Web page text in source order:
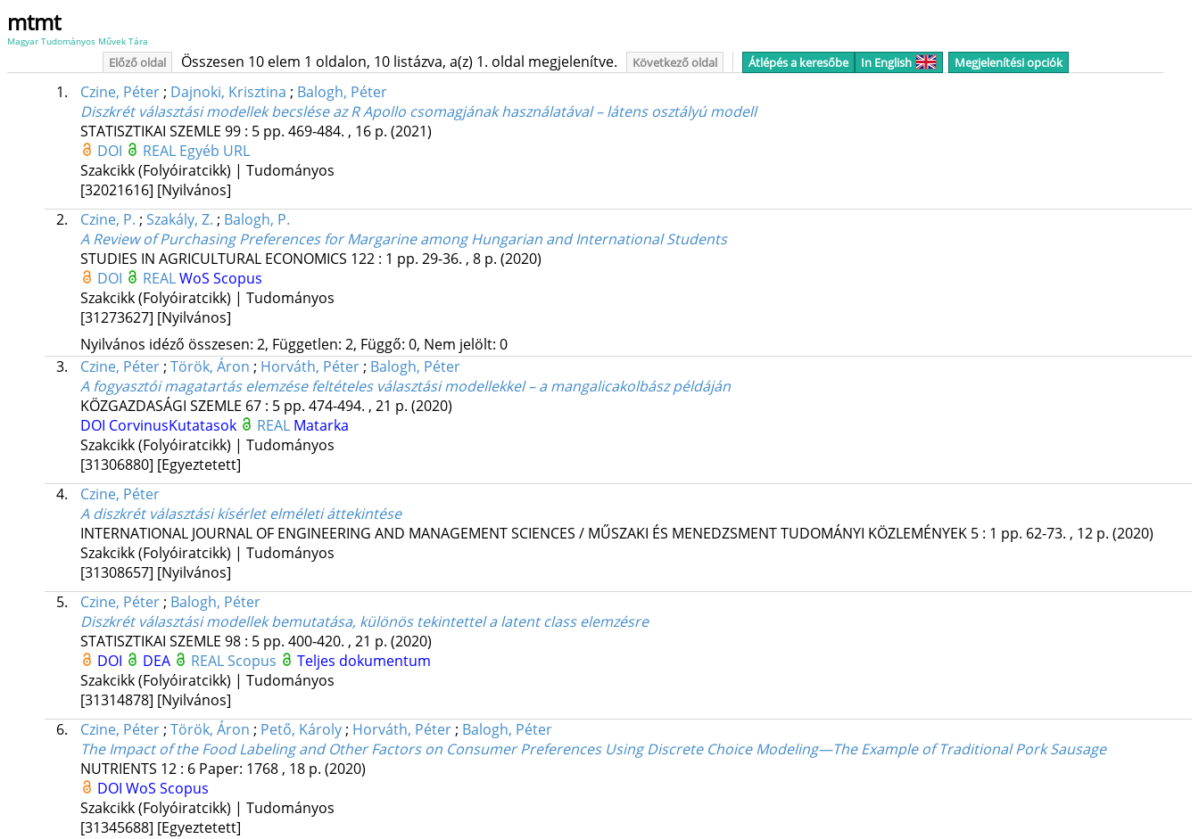
mtmt
Magyar Tudományos Művek Tára
Előző oldal Összesen 10 elem 1 oldalon, 10 listázva, a(z) 1. oldal megjelenítve. Következő oldal Átlépés a keresőbe In English Megjelenítési opciók
1. Czine, Péter; Dajnoki, Krisztina ; Balogh, Péter
Diszkrét választási modellek becslése az R Apollo csomagjának használatával – látens osztályú modell
STATISZTIKAI SZEMLE 99: 5 pp. 469-484. , 16 p. (2021)
DOI
REAL Egyéb URL
Szakcikk (Folyóiratcikk) | Tudományos
[32021616] [Nyilvános]
2.
Czine, P. ; Szakály, Z. ; Balogh, P.
A Review of Purchasing Preferences for Margarine among Hungarian and International Students
STUDIES IN AGRICULTURAL ECONOMICS 122: 1 pp. 29-36. , 8 p. (2020)
DOI
REALWoS Scopus
Szakcikk (Folyóiratcikk) | Tudományos
[31273627] [Nyilvános]
Nyilvános idéző összesen: 2, Független: 2, Függő: 0, Nem jelölt: 0
3.
Czine, Péter; Török, Áron ; Horváth, Péter; Balogh, Péter
A fogyasztói magatartás elemzése feltételes választási modellekkel – a mangalicakolbász példáján
KÖZGAZDASÁGI SZEMLE 67: 5 pp. 474-494. , 21 p. (2020)
DOI CorvinusKutatasok REAL Matarka
Szakcikk (Folyóiratcikk) | Tudományos
[31306880] [Egyeztetett]
4.
Czine, Péter
A diszkrét választási kísérlet elméleti áttekintése
INTERNATIONAL JOURNAL OF ENGINEERING AND MANAGEMENT SCIENCES / MŰSZAKI ÉS MENEDZSMENT TUDOMÁNYI KÖZLEMÉNYEK 5: 1 pp. 62-73. , 12 p. (2020)
Szakcikk (Folyóiratcikk) | Tudományos
[31308657] [Nyilvános]
5.
Czine, Péter; Balogh, Péter
Diszkrét választási modellek bemutatása, különös tekintettel a latent class elemzésre
STATISZTIKAI SZEMLE 98: 5 pp. 400-420. , 21 p. (2020)
DOI
DEA REALScopus
Teljes dokumentum
Szakcikk (Folyóiratcikk) | Tudományos
[31314878] [Nyilvános]
6.
Czine, Péter; Török, Áron ; Pető, Károly; Horváth, Péter; Balogh, Péter
The Impact of the Food Labeling and Other Factors on Consumer Preferences Using Discrete Choice Modeling—The Example of Traditional Pork Sausage
NUTRIENTS 12: 6 Paper: 1768 , 18 p. (2020)
DOI WoS Scopus
Szakcikk (Folyóiratcikk) | Tudományos
[31345688] [Egyeztetett]